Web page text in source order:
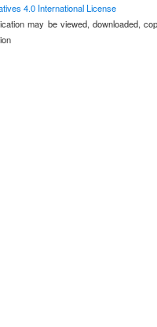
4.0 International License
may be viewed, downloaded,